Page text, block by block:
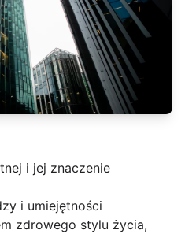
i jej znaczenie
i umiejętności
zdrowego stylu życia,